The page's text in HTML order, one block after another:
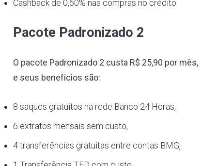
Cashback de 0,60% nas compras no crédito.
Pacote Padronizado 2
O pacote Padronizado 2 custa R$ 25,90 por mês,
e seus benefícios são:
8 saques gratuitos na rede Banco 24 Horas,
6 extratos mensais sem custo,
4 transferências gratuitas entre contas BMG,